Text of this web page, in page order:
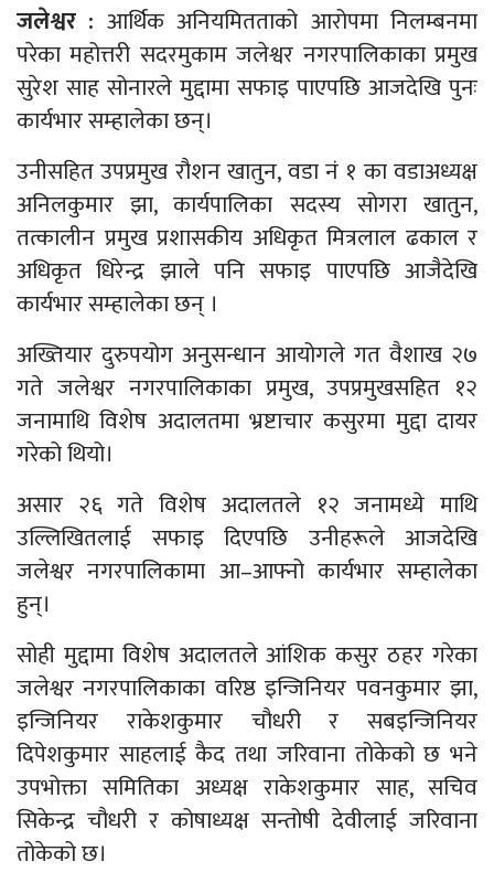
जलेश्वर : आर्थिक अनियमितताको आरोपमा निलम्बनमा
परेका महोत्तरी सदरमुकाम जलेश्वर नगरपालिकाका प्रमुख
सुरेश साह सोनारले मुद्दामा सफाइ पाएपछि आजदेखि पुनः
कार्यभार सम्हालेका छन्।
उनीसहित उपप्रमुख रौशन खातुन, वडा नं १ का वडाअध्यक्ष
अनिलकुमार झा, कार्यपालिका सदस्य सोगरा खातुन,
तत्कालीन प्रमुख प्रशासकीय अधिकृत मित्रलाल ढकाल र
अधिकृत धिरेन्द्र झाले पनि सफाइ पाएपछि आजैदेखि
कार्यभार सम्हालेका छन् ।
अख्तियार दुरुपयोग अनुसन्धान आयोगले गत वैशाख २७
गते जलेश्वर नगरपालिकाका प्रमुख, उपप्रमुखसहित १२
जनामाथि विशेष अदालतमा भ्रष्टाचार कसुरमा मुद्दा दायर
गरेको थियो।
असार २६ गते विशेष अदालतले १२ जनामध्ये माथि
उल्लिखितलाई सफाइ दिएपछि उनीहरूले आजदेखि
जलेश्वर नगरपालिकामा आ–आफ्नो कार्यभार सम्हालेका
हुन्।
सोही मुद्दामा विशेष अदालतले आंशिक कसुर ठहर गरेका
जलेश्वर नगरपालिकाका वरिष्ठ इन्जिनियर पवनकुमार झा,
इन्जिनियर राकेशकुमार चौधरी र सबइन्जिनियर
दिपेशकुमार साहलाई कैद तथा जरिवाना तोकेको छ भने
उपभोक्ता समितिका अध्यक्ष राकेशकुमार साह, सचिव
सिकेन्द्र चौधरी र कोषाध्यक्ष सन्तोषी देवीलाई जरिवाना
तोकेको छ।